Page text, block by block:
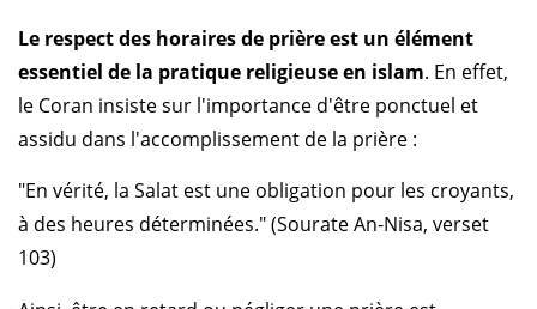
Le respect des horaires de prière est un élément
essentiel de la pratique religieuse en islam. En effet,
le Coran insiste sur l'importance d'être ponctuel et
assidu dans l'accomplissement de la prière :
"En vérité, la Salat est une obligation pour les croyants,
à des heures déterminées." (Sourate An-Nisa, verset
103)